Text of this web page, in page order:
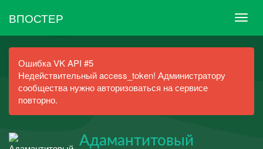
ВПОСТЕР
Ошибка VK API #5
Недействительный access_token! Администратору
сообщества нужно авторизоваться на сервисе
повторно.
Адамантитовый